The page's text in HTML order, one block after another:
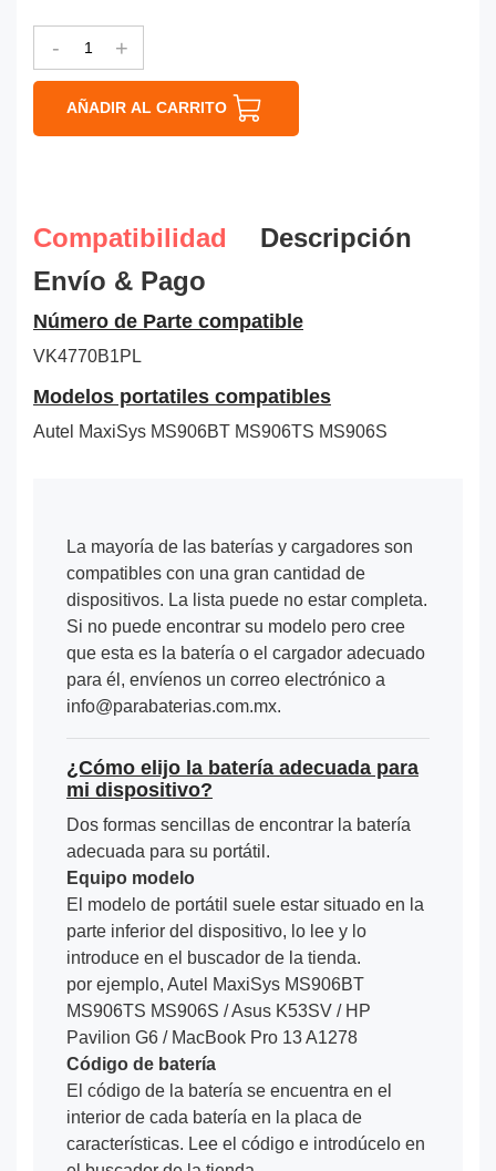
- +
AÑADIR AL CARRITO
Compatibilidad
Descripción
Envío & Pago
Número de Parte compatible
VK4770B1PL
Modelos portatiles compatibles
Autel MaxiSys MS906BT MS906TS MS906S
La mayoría de las baterías y cargadores son
compatibles con una gran cantidad de
dispositivos. La lista puede no estar completa.
Si no puede encontrar su modelo pero cree
que esta es la batería o el cargador adecuado
para él, envíenos un correo electrónico a
info@parabaterias.com.mx.
¿Cómo elijo la batería adecuada para
mi dispositivo?
Dos formas sencillas de encontrar la batería
adecuada para su portátil.
Equipo modelo
El modelo de portátil suele estar situado en la
parte inferior del dispositivo, lo lee y lo
introduce en el buscador de la tienda.
por ejemplo, Autel MaxiSys MS906BT
MS906TS MS906S / Asus K53SV / HP
Pavilion G6 / MacBook Pro 13 A1278
Código de batería
El código de la batería se encuentra en el
interior de cada batería en la placa de
características. Lee el código e introdúcelo en